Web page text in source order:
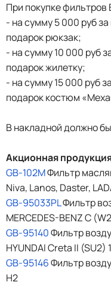
При покупке фильтров
- на сумму 5 000 руб
подарок рюкзак;
- на сумму 10 000 руб
подарок жилетку;
- на сумму 15 000 руб
подарок костюм
В накладной должно
Акционная
GB-102MФильтр
Niva, Lanos, Daster,
GB-95033PLФильтр
MERCEDES-BENZ C
GB-95140Фильтр
HYUNDAI Creta II (SU2)
GB-95146Фильтр
H2